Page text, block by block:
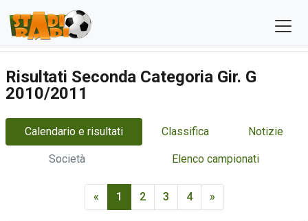
Risultati Seconda Categoria Gir. G
2010/2011
Calendario e risultati Classifica Notizie
Società Elenco campionati
« 1 2 3 4 »